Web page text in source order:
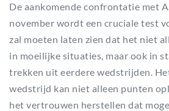
De aankomende confrontatie met
november wordt een cruciale test
zal moeten laten zien dat het niet
in moeilijke situaties, maar ook in
trekken uit eerdere wedstrijden.
wedstrijd kan niet alleen punten
het vertrouwen herstellen dat